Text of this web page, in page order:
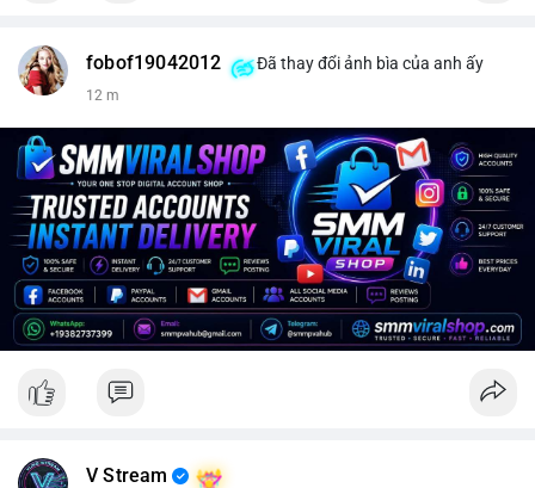
fobof19042012 Đã thay đổi ảnh bìa của anh ấy
12 m
V Stream